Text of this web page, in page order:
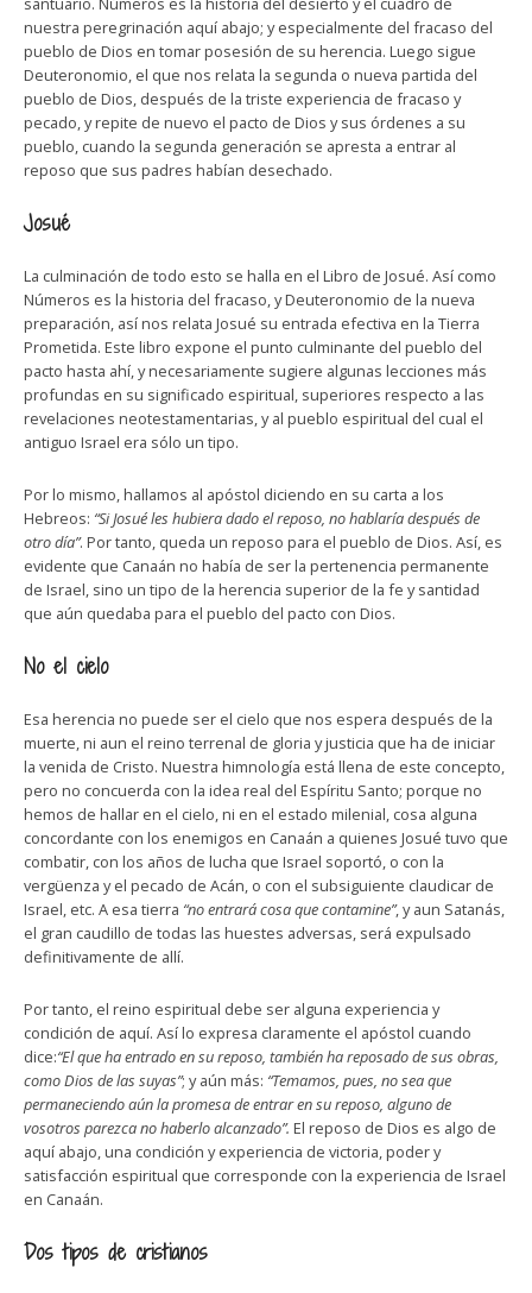
nuestra peregrinación aquí abajo; y especialmente del fracaso del
pueblo de Dios en tomar posesión de su herencia. Luego sigue
Deuteronomio, el que nos relata la segunda o nueva partida del
pueblo de Dios, después de la triste experiencia de fracaso y
pecado, y repite de nuevo el pacto de Dios y sus órdenes a su
pueblo, cuando la segunda generación se apresta a entrar al
reposo que sus padres habían desechado.
Josué
La culminación de todo esto se halla en el Libro de Josué. Así como
Números es la historia del fracaso, y Deuteronomio de la nueva
preparación, así nos relata Josué su entrada efectiva en la Tierra
Prometida. Este libro expone el punto culminante del pueblo del
pacto hasta ahí, y necesariamente sugiere algunas lecciones más
profundas en su significado espiritual, superiores respecto a las
revelaciones neotestamentarias, y al pueblo espiritual del cual el
antiguo Israel era sólo un tipo.
Por lo mismo, hallamos al apóstol diciendo en su carta a los
Hebreos: “Si Josué les hubiera dado el reposo, no hablaría después de
otro día”. ­Por tanto, queda un reposo para el pueblo de Dios. Así, es
evidente que Canaán no había de ser la pertenencia permanente
de Israel, sino un tipo de la herencia superior de la fe y santidad
que aún quedaba para el pueblo del pacto con Dios.
No el cielo
Esa herencia no puede ser el cielo que nos espera después de la
muerte, ni aun el reino terrenal de gloria y justicia que ha de iniciar
la venida de Cristo. Nuestra himnología está llena de este concepto,
pero no concuerda con la idea real del Espíritu Santo; porque no
hemos de hallar en el cielo, ni en el estado milenial, cosa alguna
concordante con los enemigos en Canaán a quienes Josué tuvo que
combatir, con los años de lucha que Israel soportó, o con la
vergüenza y el pecado de Acán, o con el subsiguiente claudicar de
Israel, etc. A esa tierra “no entrará cosa que contamine”, y aun Satanás,
el gran caudillo de todas las huestes adversas, será expulsado
definitivamente de allí.
Por tanto, el reino espiritual debe ser alguna experiencia y
condición de aquí. Así lo expresa claramente el apóstol cuando
dice:“El que ha entrado en su reposo, también ha reposado de sus obras,
como Dios de las suyas”; y aún más: “Temamos, pues, no sea que
permaneciendo aún la promesa de entrar en su reposo, alguno de
vosotros parezca no haberlo alcanzado”. El reposo de Dios es algo de
aquí abajo, una condición y experiencia de victoria, poder y
satisfacción espiritual que corresponde con la experiencia de Israel
en Canaán.
Dos tipos de cristianos